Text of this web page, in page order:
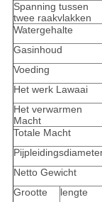
Spanning tussen
twee raakvlakken
Watergehalte
Gasinhoud
Voeding
Het werk Lawaai
Het verwarmen
Macht
Totale Macht
Netto Gewicht
Grootte
lengte